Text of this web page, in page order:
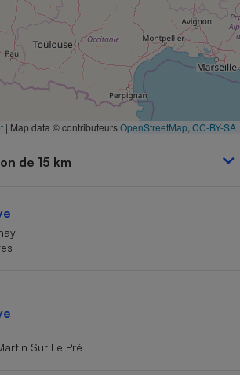
| Map data © contributeursOpenStreetMap CC-BY-SA
de 15 km
Sur Le Pré
Complément
alimentaire
Assurance emprunteur
Petit électroménager -
Mutuelle